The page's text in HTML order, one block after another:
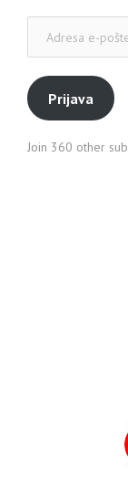
pošte
Prijava
Join 360 other